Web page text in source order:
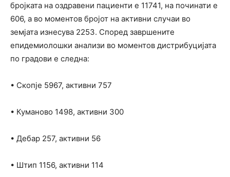
бројката на оздравени пациенти е 11741, на починати е
606, а во моментов бројот на активни случаи во
земјата изнесува 2253. Според завршените
епидемиолошки анализи во моментов дистрибуцијата
по градови е следна:
• Скопје 5967, активни 757
• Куманово 1498, активни 300
• Дебар 257, активни 56
• Штип 1156, активни 114